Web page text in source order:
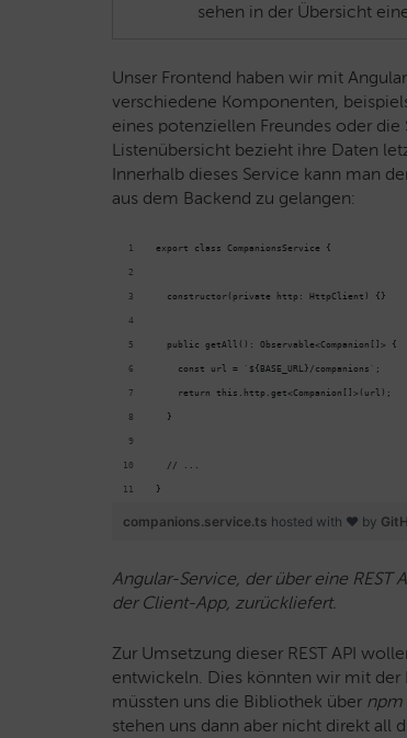
sehen in der Übersicht
Unser Frontend haben wir mit
verschiedene Komponenten,
eines potenziellen Freundes oder
Listenübersicht bezieht ihre Daten
Innerhalb dieses Service kann man
aus dem Backend zu gelangen:
export class CompanionsService {
  constructor(private http: HttpClient) {}
  public getAll(): Observable<Companion[]> {
    const url = `${BASE_URL}/companions`;
    return this.http.get<Companion[]>(url);
  }
  // ...
}
companions.service.ts hosted with ❤ by
Angular-Service, der über eine REST
der Client-App, zurückliefert.
Zur Umsetzung dieser REST API
entwickeln. Dies könnten wir mit der
müssten uns die Bibliothek über npm
stehen uns dann aber nicht direkt all